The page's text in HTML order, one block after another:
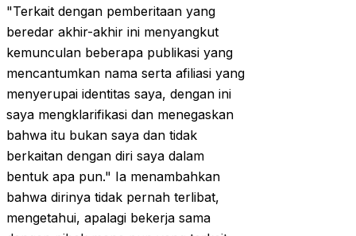
"Terkait dengan pemberitaan yang
beredar akhir-akhir ini menyangkut
kemunculan beberapa publikasi yang
mencantumkan nama serta afiliasi yang
menyerupai identitas saya, dengan ini
saya mengklarifikasi dan menegaskan
bahwa itu bukan saya dan tidak
berkaitan dengan diri saya dalam
bentuk apa pun." Ia menambahkan
bahwa dirinya tidak pernah terlibat,
mengetahui, apalagi bekerja sama